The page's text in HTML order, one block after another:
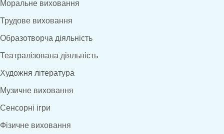
Моральне виховання
Трудове виховання
Образотворча діяльність
Театралізована діяльність
Художня література
Музичне виховання
Сенсорні ігри
Фізичне виховання